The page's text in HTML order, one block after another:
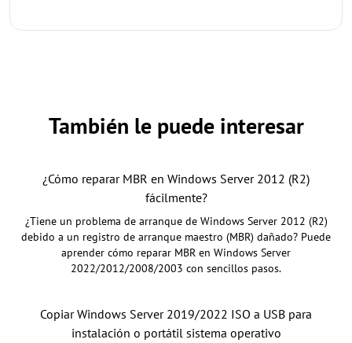
También le puede interesar
¿Cómo reparar MBR en Windows Server 2012 (R2)
fácilmente?
¿Tiene un problema de arranque de Windows Server 2012 (R2)
debido a un registro de arranque maestro (MBR) dañado? Puede
aprender cómo reparar MBR en Windows Server
2022/2012/2008/2003 con sencillos pasos.
Copiar Windows Server 2019/2022 ISO a USB para
instalación o portátil sistema operativo